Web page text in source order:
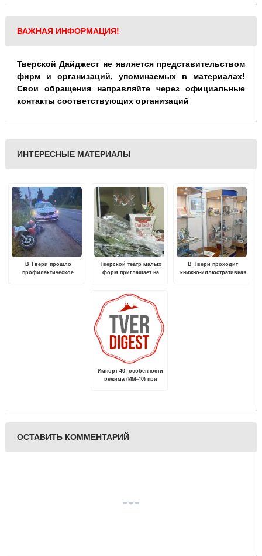
ВАЖНАЯ ИНФОРМАЦИЯ!
Тверской Дайджест не является представительством
фирм и организаций, упоминаемых в материалах!
Свои обращения направляйте через официальные
контакты соответствующих организаций
ИНТЕРЕСНЫЕ МАТЕРИАЛЫ
В Твери прошло
профилактическое
Тверской театр малых
форм приглашает на
"Мастер и Маргарита"
В Твери проходит
книжно-иллюстративная
Импорт 40: особенности
режима (ИМ-40) при
ОСТАВИТЬ КОММЕНТАРИЙ